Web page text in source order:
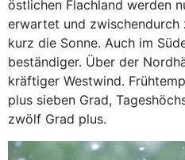
östlichen Flachland werden
erwartet und
kurz die Sonne. Auch im
beständiger. Über der
kräftiger Westwind.
plus sieben Grad,
zwölf Grad plus.